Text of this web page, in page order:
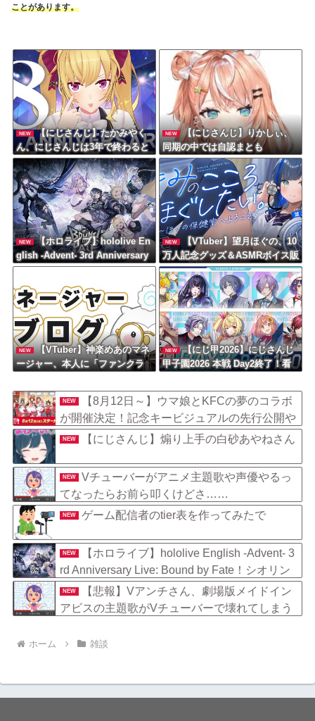
ことがあります。
NEW
【にじさんじ】たかみやく
ん、にじさんじは3年で終わると
思っていた『種までの全員そう
思ってたやろ』【8周年】
NEW
【にじさんじ】りかしぃ、
同期の中では自認まとも
NEW
【ホロライブ】hololive En
glish -Advent- 3rd Anniversary
Live: Bound by Fate！シオリン
とネリッサでフワモコの曲歌う
の草
NEW
【VTuber】望月ほぐの、10
万人記念グッズ＆ASMRボイス販
売開始！『保健室で何も起こら
ないはずがない』『嘘だろ…ほ
ぐほぐ…』【8/22(土)23:59ま
で】
NEW
【VTuber】神楽めあのマネ
ージャー、本人に「ファンクラ
ぜか自分も記事を書くことにな
ってしまう
NEW
【にじ甲2026】にじさんじ
甲子園2026 本戦 Day2終了！看
NEW
【8月12日～】ウマ娘とKFCの夢のコラボ
が開催決定！記念キービジュアルの先行公開や
「ぱかライブTV」での詳細発表
NEW 【にじさんじ】煽り上手の白砂あやねさん
NEW
Vチューバーがアニメ主題歌や声優やるっ
てなったらお前ら叩くけどさ……
NEW ゲーム配信者のtier表を作ってみたで
NEW
【ホロライブ】hololive English -Advent- 3
rd Anniversary Live: Bound by Fate！シオリン
とネリッサでフワモコの曲歌うの草
NEW
【悲報】Vアンチさん、劇場版メイドイン
アビスの主題歌がVチューバーで壊れてしまう
ホーム 雑談